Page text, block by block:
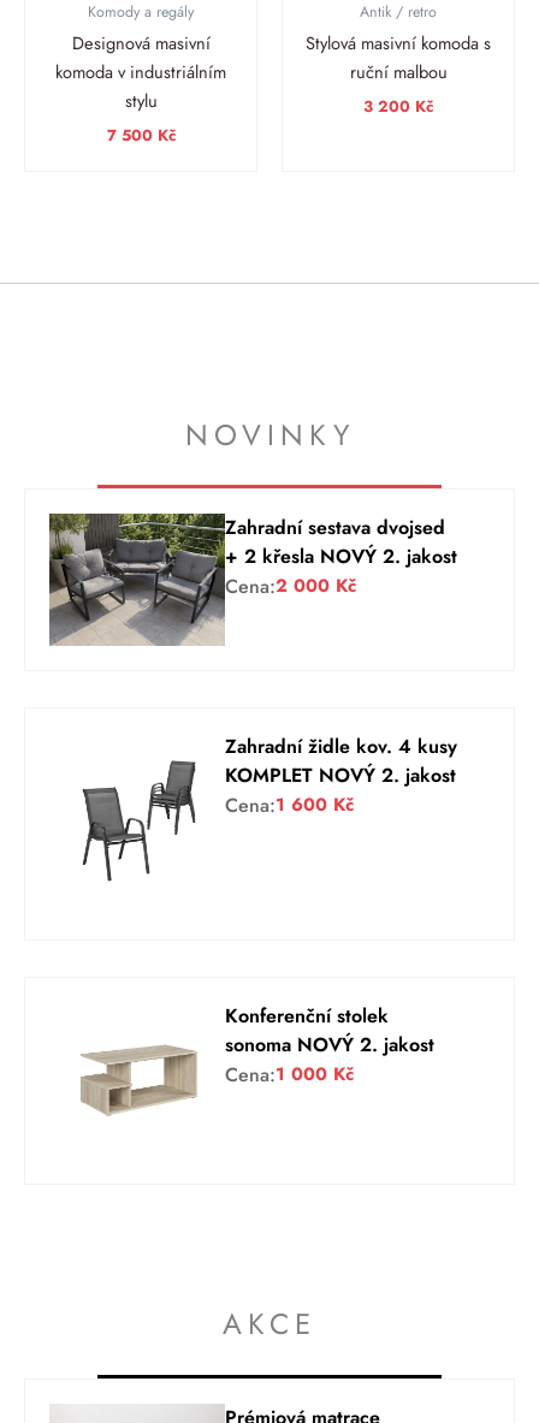
Komody a regály
Designová masivní
komoda v industriálním
stylu
7 500 Kč
Antik / retro
Stylová masivní komoda s
ruční malbou
3 200 Kč
NOVINKY
Zahradní sestava dvojsed
+ 2 křesla NOVÝ 2. jakost
Cena:2 000 Kč
Zahradní židle kov. 4 kusy
KOMPLET NOVÝ 2. jakost
Cena:1 600 Kč
Konferenční stolek
sonoma NOVÝ 2. jakost
Cena:1 000 Kč
AKCE